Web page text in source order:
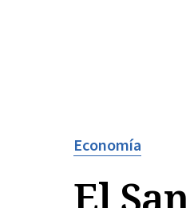
Economía